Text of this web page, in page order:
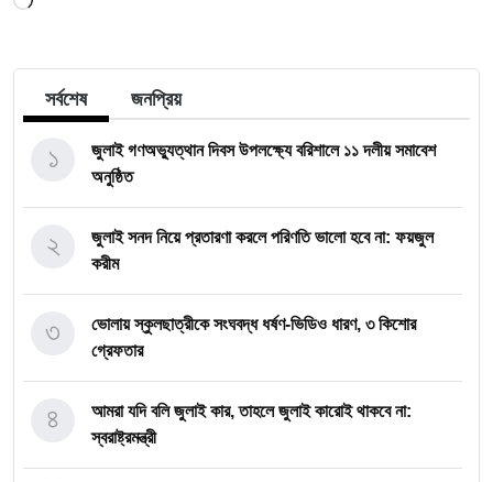
সর্বশেষ জনপ্রিয়
জুলাই গণঅভ্যুত্থান দিবস উপলক্ষ্যে বরিশালে ১১ দলীয় সমাবেশ
অনুষ্ঠিত
১
জুলাই সনদ নিয়ে প্রতারণা করলে পরিণতি ভালো হবে না: ফয়জুল
করীম
২
ভোলায় স্কুলছাত্রীকে সংঘবদ্ধ ধর্ষণ-ভিডিও ধারণ, ৩ কিশোর
গ্রেফতার
৩
আমরা যদি বলি জুলাই কার, তাহলে জুলাই কারোই থাকবে না:
স্বরাষ্ট্রমন্ত্রী
৪